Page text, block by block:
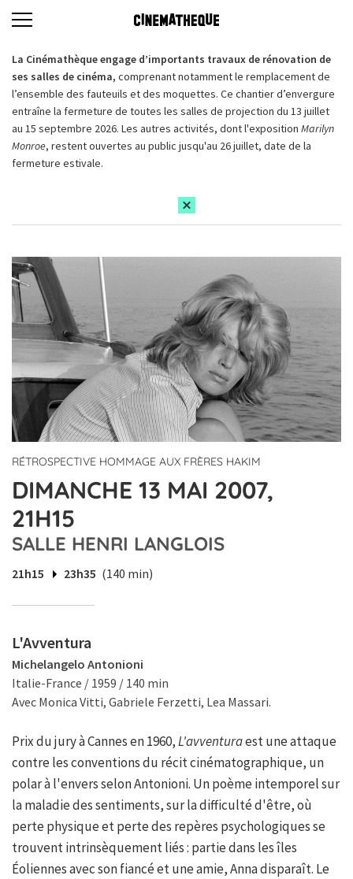
La Cinémathèque engage d’importants travaux de rénovation de
ses salles de cinéma, comprenant notamment le remplacement de
l’ensemble des fauteuils et des moquettes. Ce chantier d’envergure
entraîne la fermeture de toutes les salles de projection du 13 juillet
au 15 septembre 2026. Les autres activités, dont l'exposition Marilyn
Monroe, restent ouvertes au public jusqu'au 26 juillet, date de la
fermeture estivale.
RÉTROSPECTIVE HOMMAGE AUX FRÈRES HAKIM
DIMANCHE 13 MAI 2007,
21H15
SALLE HENRI LANGLOIS
21h15 23h35 (140 min)
L'Avventura
Michelangelo Antonioni
Italie-France / 1959 / 140 min
Avec Monica Vitti, Gabriele Ferzetti, Lea Massari.
Prix du jury à Cannes en 1960,L'avventuraest une attaque
contre les conventions du récit cinématographique, un
polar à l'envers selon Antonioni. Un poème intemporel sur
la maladie des sentiments, sur la difficulté d'être, où
perte physique et perte des repères psychologiques se
trouvent intrinsèquement liés : partie dans les îles
Éoliennes avec son fiancé et une amie, Anna disparaît. Le